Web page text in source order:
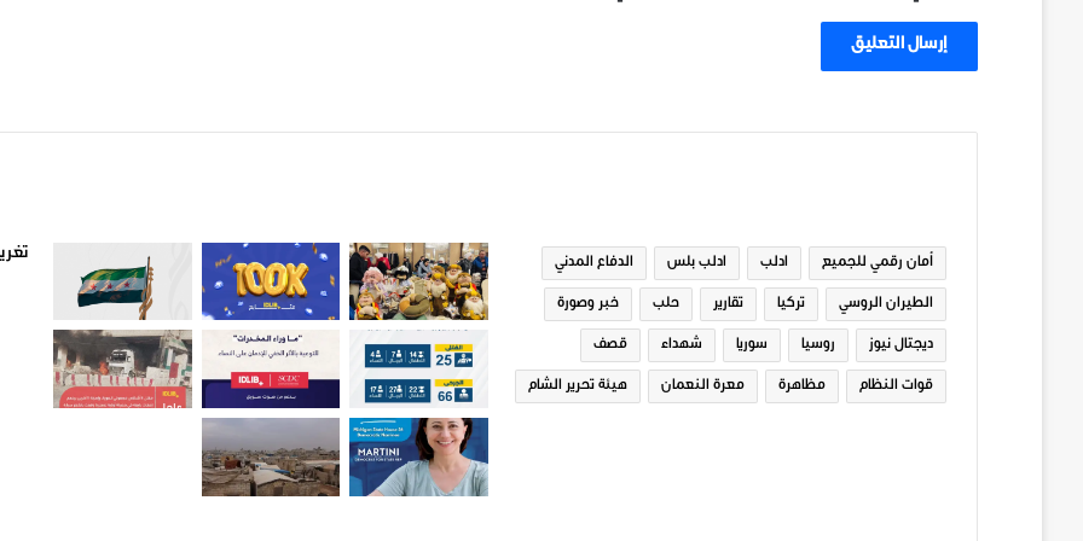
أمان رقمي للجميع ادلب ادلب بلس الدفاع المدني
الطيران الروسي تركيا تقارير حلب خبر وصورة
ديجتال نيوز روسيا سوريا شهداء قصف
قوات النظام مظاهرة معرة النعمان هيئة تحرير الشام